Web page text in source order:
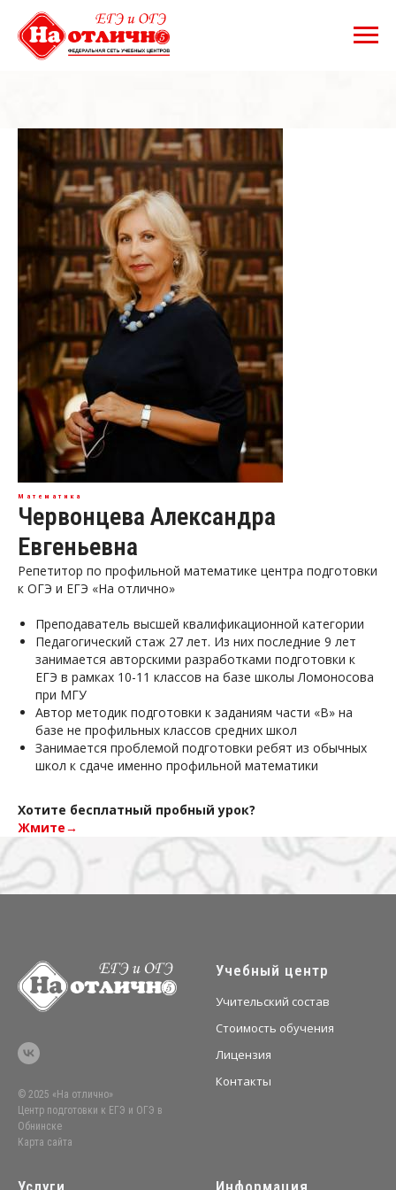
Математика
Червонцева Александра
Евгеньевна
Репетитор по профильной математике центра подготовки
к ОГЭ и ЕГЭ «На отлично»
Преподаватель высшей квалификационной категории
Педагогический стаж 27 лет. Из них последние 9 лет
занимается авторскими разработками подготовки к
ЕГЭ в рамках 10-11 классов на базе школы Ломоносова
при МГУ
Автор методик подготовки к заданиям части «В» на
базе не профильных классов средних школ
Занимается проблемой подготовки ребят из обычных
школ к сдаче именно профильной математики
Хотите бесплатный пробный урок?
Жмите→
© 2025 «На отлично»
Центр подготовки к ЕГЭ и ОГЭ в
Обнинске
Карта сайта
Учебный центр
Учительский состав
Стоимость обучения
Лицензия
Контакты
Услуги Информация